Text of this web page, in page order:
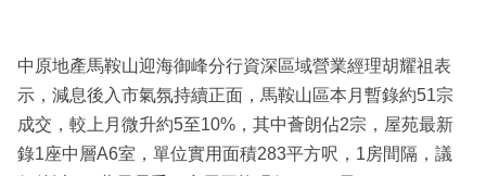
區
中原地產馬鞍山迎海御峰分行資深區域營業經理胡耀祖表
示，減息後入市氣氛持續正面，馬鞍山區本月暫錄約51宗
成交，較上月微升約5至10%，其中薈朗佔2宗，屋苑最新
錄1座中層A6室，單位實用面積283平方呎，1房間隔，議